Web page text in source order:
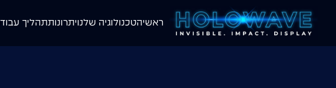
ראשיהטכנולוגיה שלנויתרונותתהליך